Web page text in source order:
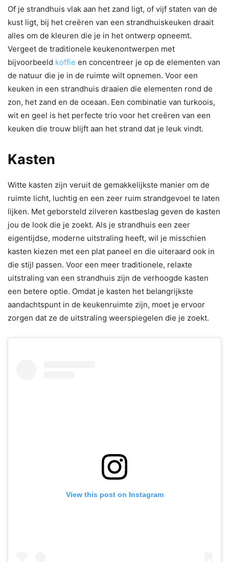
Of je strandhuis vlak aan het zand ligt, of vijf staten van de
kust ligt, bij het creëren van een strandhuiskeuken draait
alles om de kleuren die je in het ontwerp opneemt.
Vergeet de traditionele keukenontwerpen met
bijvoorbeeld koffie en concentreer je op de elementen van
de natuur die je in de ruimte wilt opnemen. Voor een
keuken in een strandhuis draaien die elementen rond de
zon, het zand en de oceaan. Een combinatie van turkoois,
wit en geel is het perfecte trio voor het creëren van een
keuken die trouw blijft aan het strand dat je leuk vindt.
Kasten
Witte kasten zijn veruit de gemakkelijkste manier om de
ruimte licht, luchtig en een zeer ruim strandgevoel te laten
lijken. Met geborsteld zilveren kastbeslag geven de kasten
jou de look die je zoekt. Als je strandhuis een zeer
eigentijdse, moderne uitstraling heeft, wil je misschien
kasten kiezen met een plat paneel en die uiteraard ook in
die stijl passen. Voor een meer traditionele, relaxte
uitstraling van een strandhuis zijn de verhoogde kasten
een betere optie. Omdat je kasten het belangrijkste
aandachtspunt in de keukenruimte zijn, moet je ervoor
zorgen dat ze de uitstraling weerspiegelen die je zoekt.
View this post on Instagram